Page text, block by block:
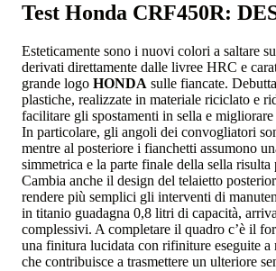
Test Honda CRF450R:
Esteticamente sono i nuovi colori a saltare
derivati direttamente dalle livree HRC e
grande logo HONDA sulle fiancate.
plastiche, realizzate in materiale riciclato e
facilitare gli spostamenti in sella e
In particolare, gli angoli dei convogliatori
mentre al posteriore i fianchetti assumono
simmetrica e la parte finale della sella risulta
Cambia anche il design del telaietto
rendere più semplici gli interventi di
in titanio guadagna 0,8 litri di capacità,
complessivi. A completare il quadro c’è il
una finitura lucidata con rifiniture eseguite a
che contribuisce a trasmettere un ulteriore